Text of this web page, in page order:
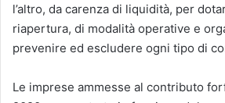
l’altro, da carenza di liquidità, per
riapertura, di modalità operative e
prevenire ed escludere ogni tipo di
Le imprese ammesse al contributo